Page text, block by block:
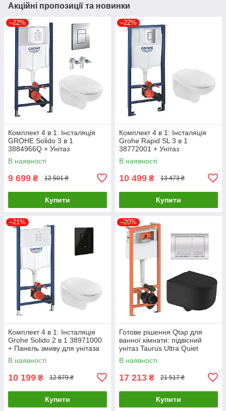
Акційні пропозиції та новинки
–22%
Комплект 4 в 1: Інсталяція
GROHE Solido 3 в 1
3884966Q + Унітаз
безобідковий Kroner Oker
WHI533536 RIMLESS з
В наявності
9 699 ₴ 12 501 ₴
Купити
–22%
Комплект 4 в 1: Інсталяція
Grohe Rapid SL 3 в 1
38772001 + Унітаз
безободковий Kroner Oker
WHI533536 RIMLESS з
В наявності
10 499 ₴ 13 473 ₴
Купити
–21%
Комплект 4 в 1: Інсталяція
Grohe Solido 2 в 1 38971000
+ Панель змиву для унітаза
Grohe Even Black 38966KV0 +
Унітаз безободковий
В наявності
10 199 ₴ 12 879 ₴
Купити
–20%
Готове рішення Qtap для
ванної кімнати: підвісний
унітаз Taurus Ultra Quiet
490x360x380 + комплект
інсталяції Nest 4 в 1
В наявності
17 213 ₴ 21 517 ₴
Купити